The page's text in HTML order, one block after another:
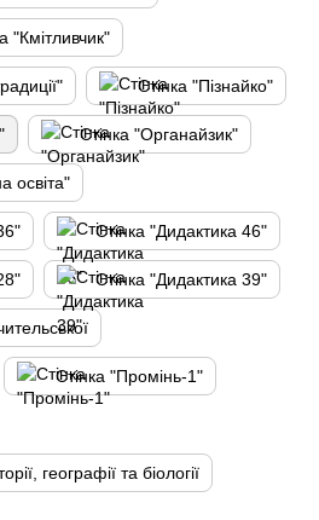
"Кмітливчик"
Стінка "Пізнайко"
Стінка "Органайзик"
освіта"
Стінка "Дидактика 46"
Стінка "Дидактика 39"
Стінка "Промінь-1"
географії та біології